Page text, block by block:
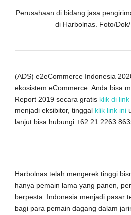
Perusahaan di bidang jasa
di Harbolnas. Foto/
(ADS) e2eCommerce Indonesia
ekosistem eCommerce. Anda bisa
Report 2019 secara gratis klik di link
menjadi eksibitor, tinggal klik link ini
lanjut bisa hubungi +62 21 2263
Harbolnas telah mengerek tinggi
hanya pemain lama yang panen,
berpesta. Indonesia menjadi pasar
bagi para pemain dagang dalam